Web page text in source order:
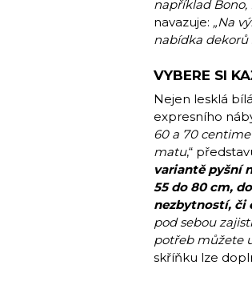
například Bono,
navazuje: „Na
nabídka dekorů
VYBERE SI
Nejen lesklá
expresního
60 a 70
matu,“
variantě pyšní
55 do 80 cm,
nezbytností, či
pod sebou
potřeb můžete
skříňku lze